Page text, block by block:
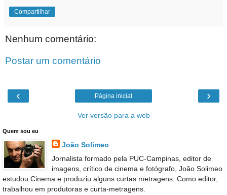
Compartilhar
Nenhum comentário:
Postar um comentário
‹ ›
Página inicial
Ver versão para a web
Quem sou eu
João Solimeo
Jornalista formado pela PUC-Campinas, editor de
imagens, crítico de cinema e fotógrafo, João Solimeo
estudou Cinema e produziu alguns curtas metragens. Como editor,
trabalhou em produtoras e curta-metragens.